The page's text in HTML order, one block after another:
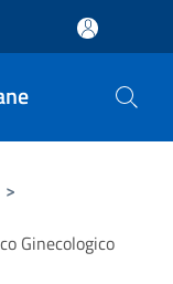
>
Ginecologico